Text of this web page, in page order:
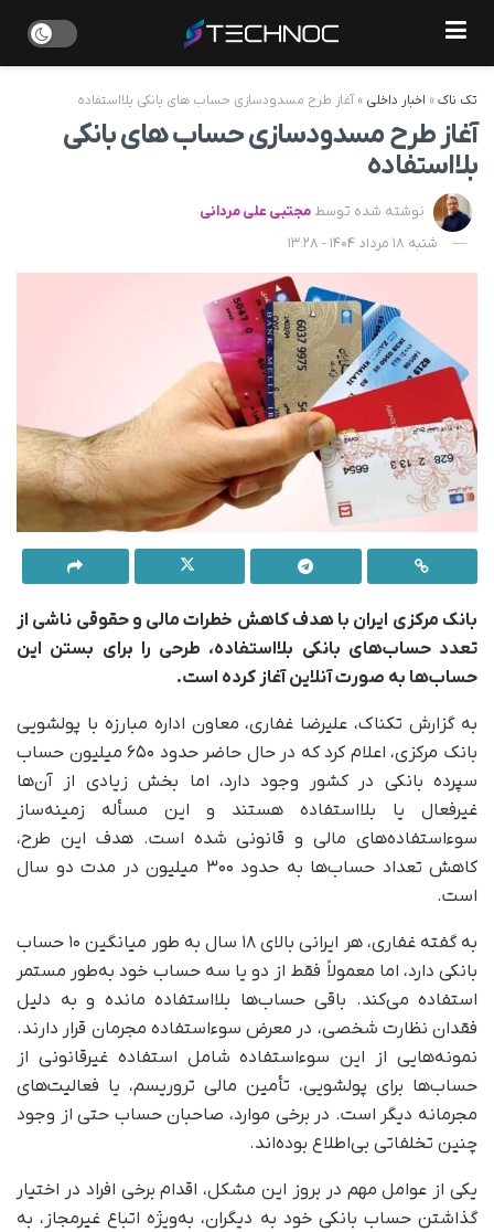
تک ناک» اخبار داخلی » آغاز طرح مسدودسازی حساب های بانکی بلااستفاده
آغاز طرح مسدودسازی حساب های بانکی
بلااستفاده
نوشته شده توسط مجتبی علی مردانی
شنبه 18 مرداد 1404 - 13:28
بانک مرکزی ایران با هدف کاهش خطرات مالی و حقوقی ناشی از
تعدد حساب‌های بانکی بلااستفاده، طرحی را برای بستن این
حساب‌ها به صورت آنلاین آغاز کرده است.
به گزارش تکناک، علیرضا غفاری، معاون اداره مبارزه با پولشویی
بانک مرکزی، اعلام کرد که در حال حاضر حدود ۶۵۰ میلیون حساب
سپرده بانکی در کشور وجود دارد، اما بخش زیادی از آن‌ها
غیرفعال یا بلااستفاده هستند و این مسأله زمینه‌ساز
سوءاستفاده‌های مالی و قانونی شده است. هدف این طرح،
کاهش تعداد حساب‌ها به حدود ۳۰۰ میلیون در مدت دو سال
است.
به گفته غفاری، هر ایرانی بالای ۱۸ سال به طور میانگین ۱۰ حساب
بانکی دارد، اما معمولاً فقط از دو یا سه حساب خود به‌طور مستمر
استفاده می‌کند. باقی حساب‌ها بلااستفاده مانده و به دلیل
فقدان نظارت شخصی، در معرض سوءاستفاده مجرمان قرار دارند.
نمونه‌هایی از این سوءاستفاده شامل استفاده غیرقانونی از
حساب‌ها برای پولشویی، تأمین مالی تروریسم، یا فعالیت‌های
مجرمانه دیگر است. در برخی موارد، صاحبان حساب حتی از وجود
چنین تخلفاتی بی‌اطلاع بوده‌اند.
یکی از عوامل مهم در بروز این مشکل، اقدام برخی افراد در اختیار
گذاشتن حساب بانکی خود به دیگران، به‌ویژه اتباع غیرمجاز، به